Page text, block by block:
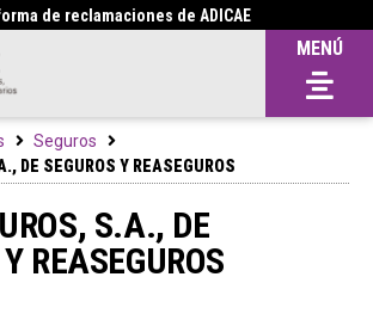
de reclamaciones de ADICAE
MENÚ
Seguros
DE SEGUROS Y REASEGUROS
S.A., DE
REASEGUROS